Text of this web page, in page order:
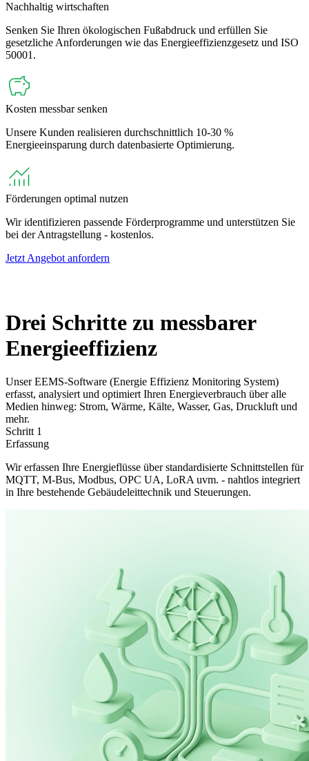
Nachhaltig wirtschaften
Senken Sie Ihren ökologischen Fußabdruck und erfüllen Sie
gesetzliche Anforderungen wie das Energieeffizienzgesetz und ISO
50001.
Kosten messbar senken
Unsere Kunden realisieren durchschnittlich 10-30 %
Energieeinsparung durch datenbasierte Optimierung.
Förderungen optimal nutzen
Wir identifizieren passende Förderprogramme und unterstützen Sie
bei der Antragstellung - kostenlos.
Jetzt Angebot anfordern
Drei Schritte zu messbarer
Energieeffizienz
Unser EEMS-Software (Energie Effizienz Monitoring System)
erfasst, analysiert und optimiert Ihren Energieverbrauch über alle
Medien hinweg: Strom, Wärme, Kälte, Wasser, Gas, Druckluft und
mehr.
Schritt 1
Erfassung
Wir erfassen Ihre Energieflüsse über standardisierte Schnittstellen für
MQTT, M-Bus, Modbus, OPC UA, LoRA uvm. - nahtlos integriert
in Ihre bestehende Gebäudeleittechnik und Steuerungen.